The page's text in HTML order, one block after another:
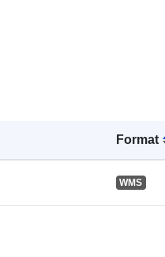
Format
WMS